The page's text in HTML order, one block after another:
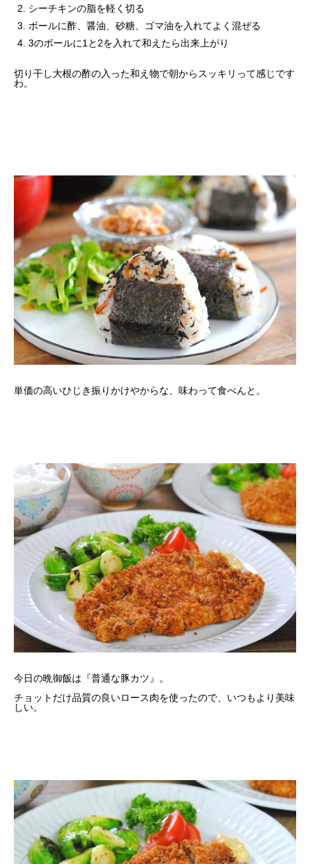
シーチキンの脂を軽く切る
ボールに酢、醤油、砂糖、ゴマ油を入れてよく混ぜる
3のボールに1と2を入れて和えたら出来上がり
切り干し大根の酢の入った和え物で朝からスッキリって感じです
わ。
単価の高いひじき振りかけやからな、味わって食べんと。
今日の晩御飯は『普通な豚カツ』。
チョットだけ品質の良いロース肉を使ったので、いつもより美味
しい。